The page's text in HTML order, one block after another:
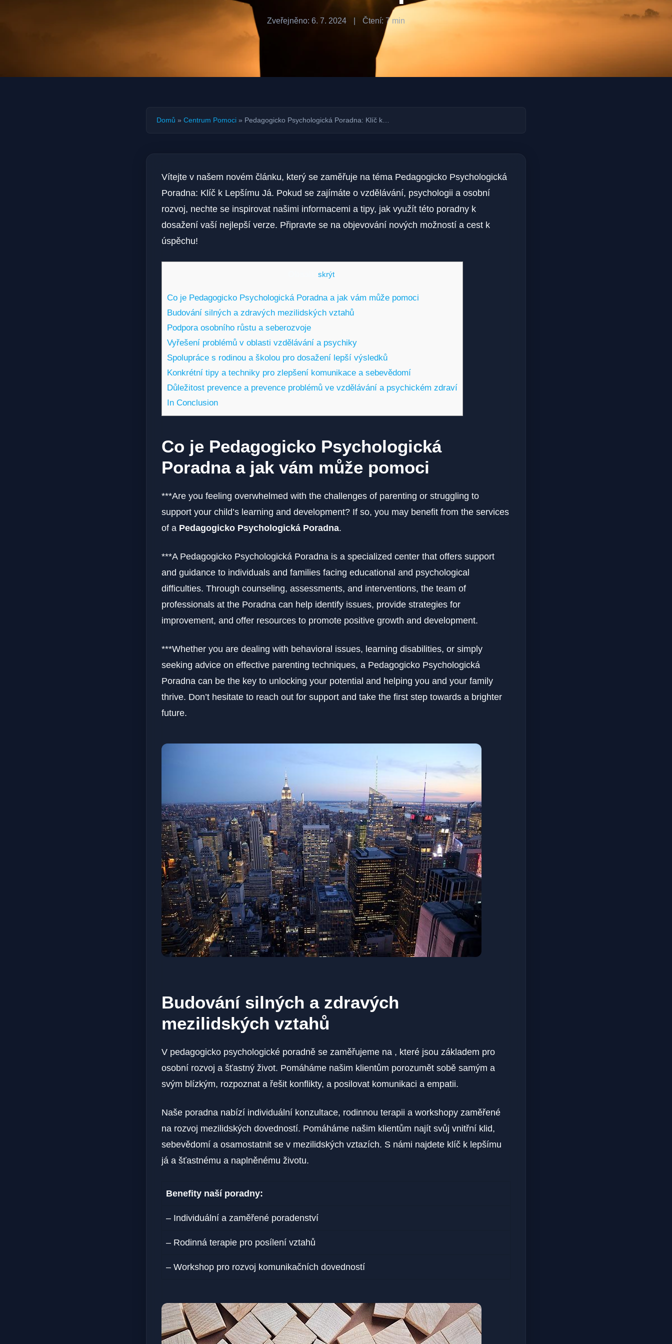
Zveřejněno: 6. 7. 2024 Čtení: 7 min
Domů » Centrum Pomoci » Pedagogicko Psychologická Poradna: Klíč k…
Vítejte v našem novém článku, který se zaměřuje na téma Pedagogicko Psychologická
Poradna: Klíč k Lepšímu Já. Pokud se zajímáte o vzdělávání, psychologii a osobní
rozvoj, nechte se inspirovat našimi informacemi a tipy, jak využít této poradny k
dosažení vaší nejlepší verze. Připravte se na objevování nových možností a cest k
úspěchu!
skrýt
Co je Pedagogicko Psychologická Poradna a jak vám může pomoci
Budování silných a zdravých mezilidských vztahů
Podpora osobního růstu a seberozvoje
Vyřešení problémů v oblasti vzdělávání a psychiky
Spolupráce s rodinou a školou pro dosažení lepší výsledků
Konkrétní tipy a techniky pro zlepšení komunikace a sebevědomí
Důležitost prevence a prevence problémů ve vzdělávání a psychickém zdraví
In Conclusion
Co je Pedagogicko Psychologická
Poradna a jak vám může pomoci
***Are you feeling overwhelmed with the challenges of parenting or struggling to
support your child’s learning and development? If so, you may benefit from the services
of a Pedagogicko Psychologická Poradna.
***A Pedagogicko Psychologická Poradna is a specialized center that offers support
and guidance to individuals and families facing educational and psychological
difficulties. Through counseling, assessments, and interventions, the team of
professionals at the Poradna can help identify issues, provide strategies for
improvement, and offer resources to promote positive growth and development.
***Whether you are dealing with behavioral issues, learning disabilities, or simply
seeking advice on effective parenting techniques, a Pedagogicko Psychologická
Poradna can be the key to unlocking your potential and helping you and your family
thrive. Don’t hesitate to reach out for support and take the first step towards a brighter
future.
Budování silných a zdravých
mezilidských vztahů
V pedagogicko psychologické poradně se zaměřujeme na , které jsou základem pro
osobní rozvoj a šťastný život. Pomáháme našim klientům porozumět sobě samým a
svým blízkým, rozpoznat a řešit konflikty, a posilovat komunikaci a empatii.
Naše poradna nabízí individuální konzultace, rodinnou terapii a workshopy zaměřené
na rozvoj mezilidských dovedností. Pomáháme našim klientům najít svůj vnitřní klid,
sebevědomí a osamostatnit se v mezilidských vztazích. S námi najdete klíč k lepšímu
já a šťastnému a naplněnému životu.
Benefity naší poradny:
– Individuální a zaměřené poradenství
– Rodinná terapie pro posílení vztahů
– Workshop pro rozvoj komunikačních dovedností